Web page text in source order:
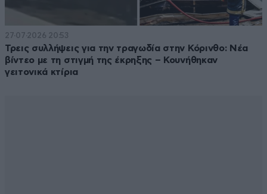
27·07·2026 20:53
Τρεις συλλήψεις για την τραγωδία στην Κόρινθο: Νέα
βίντεο με τη στιγμή της έκρηξης – Κουνήθηκαν
γειτονικά κτίρια